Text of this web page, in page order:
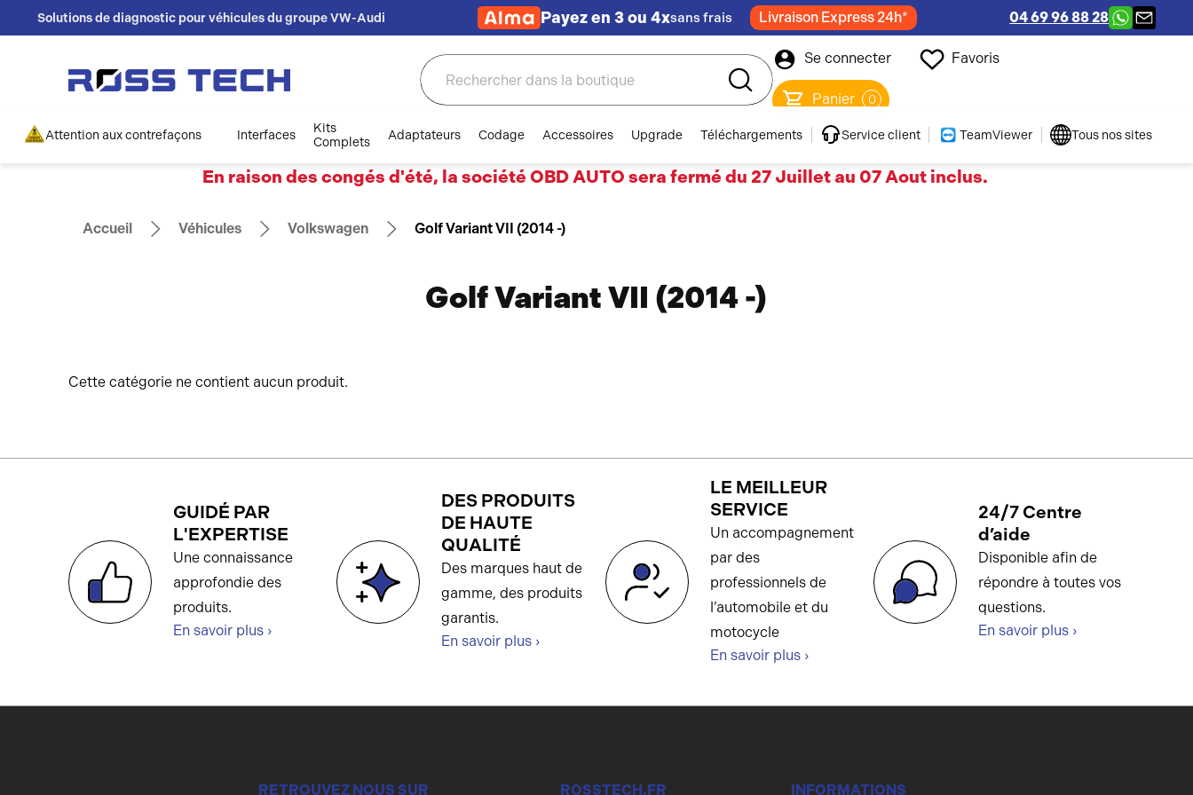
Solutions de diagnostic pour véhicules du groupe VW-Audi Payez en 3 ou 4xsans frais Livraison Express 24h* 04 69 96 88 28
Rechercher Se connecter Favoris
Panier 0
Interfaces
Kits
Complets
Adaptateurs Codage Accessoires Upgrade TeamViewer
Téléchargements Service client
Attention aux contrefaçons Tous nos sites
En raison des congés d'été, la société OBD AUTO sera fermé du 27 Juillet au 07 Aout inclus.
Accueil Véhicules Volkswagen Golf Variant VII (2014 -)
Golf Variant VII (2014 -)
Cette catégorie ne contient aucun produit.
GUIDÉ PAR
L'EXPERTISE
Une connaissance
approfondie des
produits.
En savoir plus ›
DES PRODUITS
DE HAUTE
QUALITÉ
Des marques haut de
gamme, des produits
garantis.
En savoir plus ›
LE MEILLEUR
SERVICE
Un accompagnement
par des
professionnels de
l’automobile et du
motocycle
En savoir plus ›
24/7 Centre
d’aide
Disponible afin de
répondre à toutes vos
questions.
En savoir plus ›
RETROUVEZ NOUS SUR
ROSSTECH.FR
INFORMATIONS